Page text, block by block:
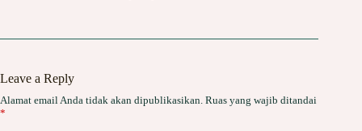
Leave a Reply
Alamat email Anda tidak akan dipublikasikan. Ruas yang wajib ditandai
*